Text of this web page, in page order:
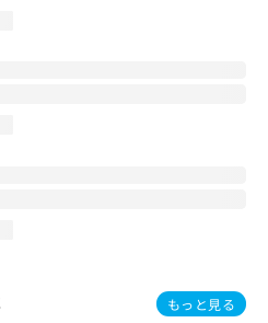
もっと見る